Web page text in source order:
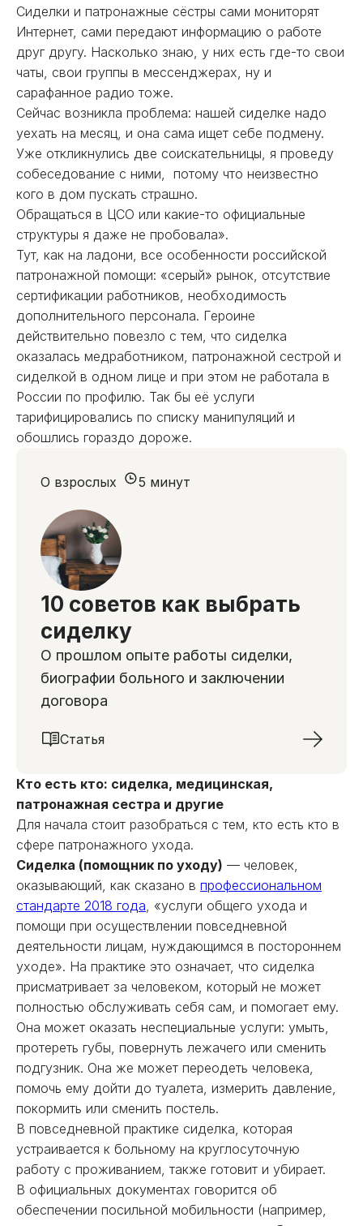
Сиделки и патронажные сёстры сами мониторят
Интернет, сами передают информацию о работе
друг другу. Насколько знаю, у них есть где-то свои
чаты, свои группы в мессенджерах, ну и
сарафанное радио тоже.
Сейчас возникла проблема: нашей сиделке надо
уехать на месяц, и она сама ищет себе подмену.
Уже откликнулись две соискательницы, я проведу
собеседование с ними, потому что неизвестно
кого в дом пускать страшно.
Обращаться в ЦСО или какие-то официальные
структуры я даже не пробовала».
Тут, как на ладони, все особенности российской
патронажной помощи: «серый» рынок, отсутствие
сертификации работников, необходимость
дополнительного персонала. Героине
действительно повезло с тем, что сиделка
оказалась медработником, патронажной сестрой и
сиделкой в одном лице и при этом не работала в
России по профилю. Так бы её услуги
тарифицировались по списку манипуляций и
обошлись гораздо дороже.
10 советов как выбрать
сиделку
О прошлом опыте работы сиделки,
биографии больного и заключении
договора
О взрослых
Статья
5 минут
Кто есть кто: сиделка, медицинская,
патронажная сестра и другие
Для начала стоит разобраться с тем, кто есть кто в
сфере патронажного ухода.
Сиделка (помощник по уходу) — человек,
оказывающий, как сказано в профессиональном
стандарте 2018 года, «услуги общего ухода и
помощи при осуществлении повседневной
деятельности лицам, нуждающимся в постороннем
уходе». На практике это означает, что сиделка
присматривает за человеком, который не может
полностью обслуживать себя сам, и помогает ему.
Она может оказать неспециальные услуги: умыть,
протереть губы, повернуть лежачего или сменить
подгузник. Она же может переодеть человека,
помочь ему дойти до туалета, измерить давление,
покормить или сменить постель.
В повседневной практике сиделка, которая
устраивается к больному на круглосуточную
работу с проживанием, также готовит и убирает.
В официальных документах говорится об
обеспечении посильной мобильности (например,